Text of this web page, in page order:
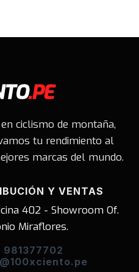
ciclismo de montaña,
tu rendimiento al
marcas del mundo.
Y VENTAS
402 - Showroom Of.
Miraflores.